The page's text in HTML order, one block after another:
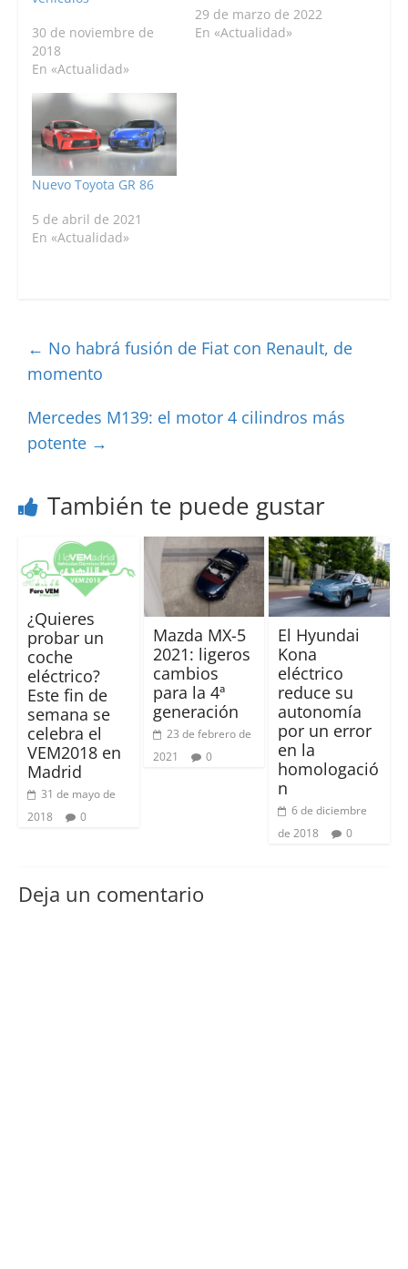
30 de noviembre de
2018
En «Actualidad»
29 de marzo de 2022
En «Actualidad»
Nuevo Toyota GR 86
5 de abril de 2021
En «Actualidad»
← No habrá fusión de Fiat con Renault, de
momento
Mercedes M139: el motor 4 cilindros más
potente →
También te puede gustar
¿Quieres
probar un
coche
eléctrico?
Este fin de
semana se
celebra el
VEM2018 en
Madrid
31 de mayo de
2018
0
Mazda MX-5
2021: ligeros
cambios
para la 4ª
generación
23 de febrero de
2021
0
El Hyundai
Kona
eléctrico
reduce su
autonomía
por un error
en la
homologació
n
6 de diciembre
de 2018
0
Deja un comentario